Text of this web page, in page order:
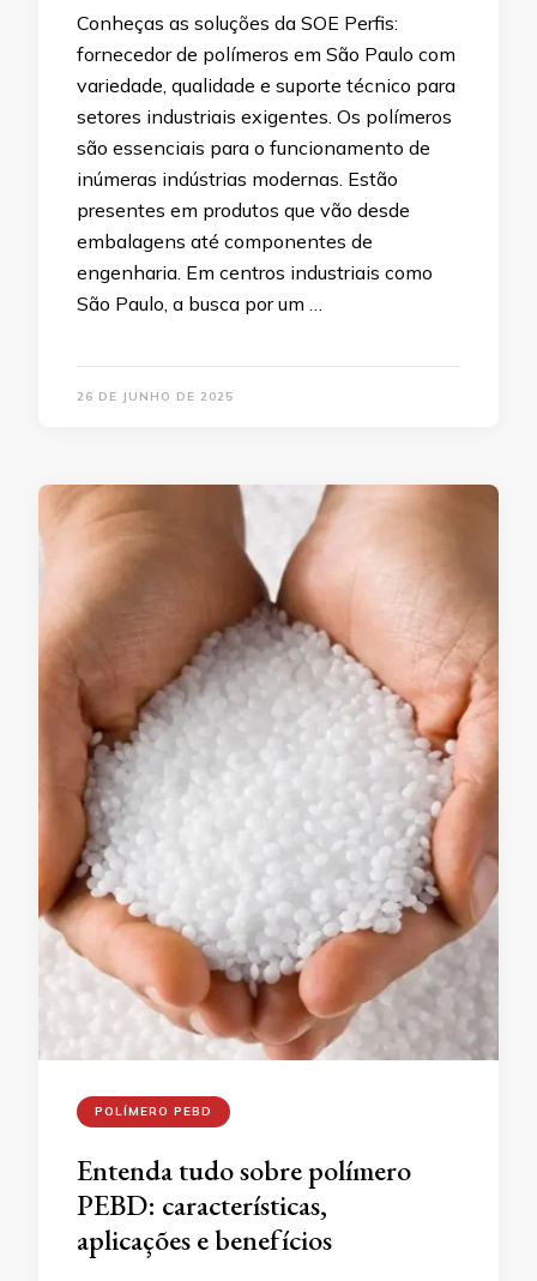
Conheças as soluções da SOE Perfis:
fornecedor de polímeros em São Paulo com
variedade, qualidade e suporte técnico para
setores industriais exigentes. Os polímeros
são essenciais para o funcionamento de
inúmeras indústrias modernas. Estão
presentes em produtos que vão desde
embalagens até componentes de
engenharia. Em centros industriais como
São Paulo, a busca por um …
26 DE JUNHO DE 2025
POLÍMERO PEBD
Entenda tudo sobre polímero
PEBD: características,
aplicações e benefícios